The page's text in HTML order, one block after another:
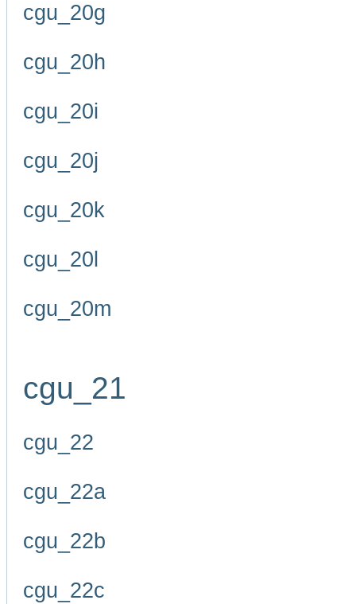
cgu_20g
cgu_20h
cgu_20i
cgu_20j
cgu_20k
cgu_20l
cgu_20m
cgu_21
cgu_22
cgu_22a
cgu_22b
cgu_22c